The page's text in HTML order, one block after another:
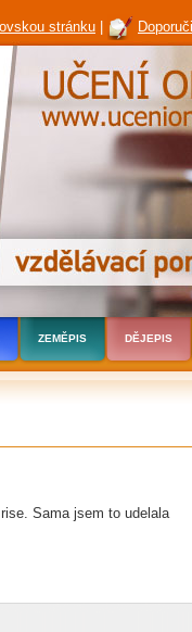
stránku
ZEMĚPIS DĚJEPIS
Sama jsem to udelala